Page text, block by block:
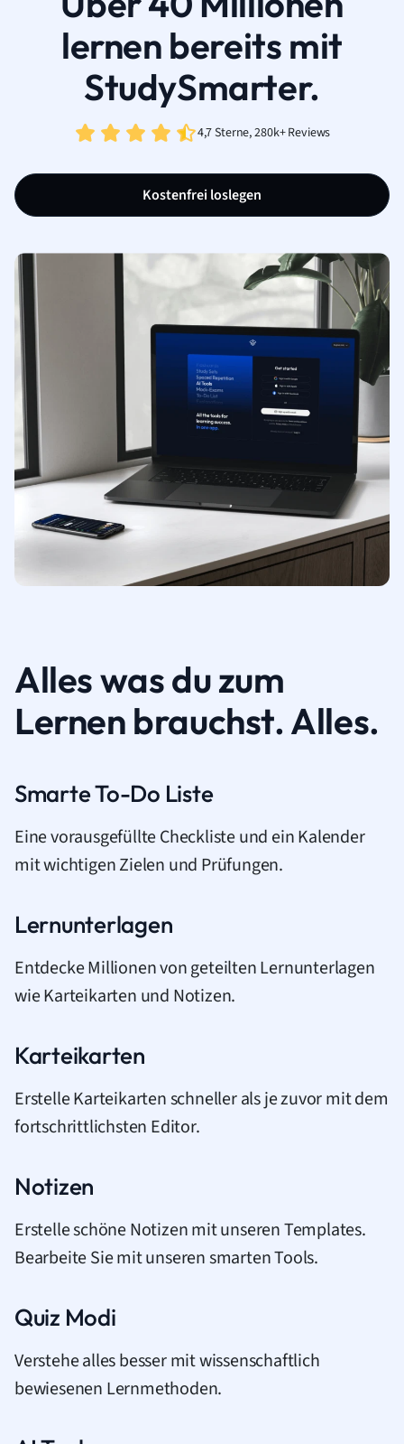
lernen bereits mit
StudySmarter.
4,7 Sterne, 280k+ Reviews
Kostenfrei loslegen
Alles was du zum
Lernen brauchst. Alles.
Smarte To-Do Liste
Eine vorausgefüllte Checkliste und ein Kalender
mit wichtigen Zielen und Prüfungen.
Lernunterlagen
Entdecke Millionen von geteilten Lernunterlagen
wie Karteikarten und Notizen.
Karteikarten
Erstelle Karteikarten schneller als je zuvor mit dem
fortschrittlichsten Editor.
Notizen
Erstelle schöne Notizen mit unseren Templates.
Bearbeite Sie mit unseren smarten Tools.
Quiz Modi
Verstehe alles besser mit wissenschaftlich
bewiesenen Lernmethoden.